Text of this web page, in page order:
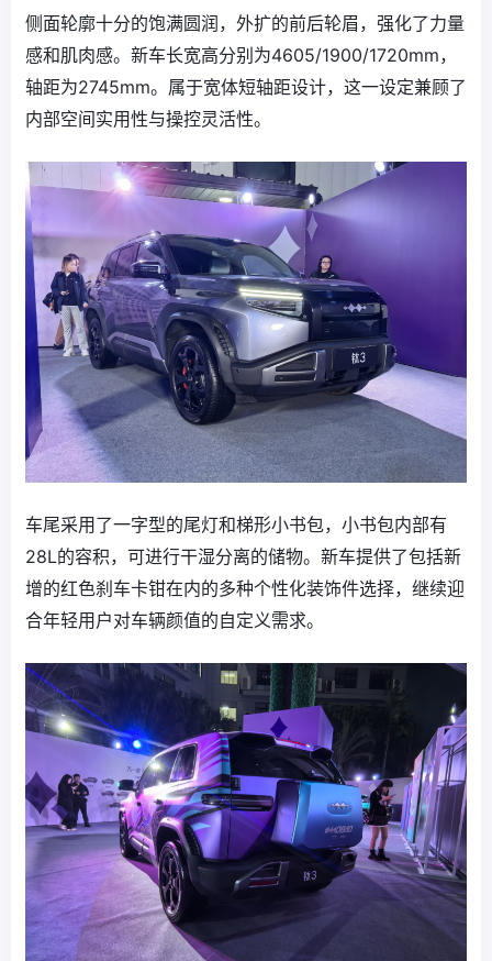
侧面轮廓十分的饱满圆润，外扩的前后轮眉，强化了力量
感和肌肉感。新车长宽高分别为4605/1900/1720mm，
轴距为2745mm。属于宽体短轴距设计，这一设定兼顾了
内部空间实用性与操控灵活性。
车尾采用了一字型的尾灯和梯形小书包，小书包内部有
28L的容积，可进行干湿分离的储物。新车提供了包括新
增的红色刹车卡钳在内的多种个性化装饰件选择，继续迎
合年轻用户对车辆颜值的自定义需求。